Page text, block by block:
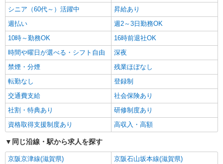
時給1550円〜2187円 ＜日払い有/週払い有/交
通費全支給(ガソリン代含む)＞
滋賀県大津市 唐崎駅周辺
キープ 詳細を見る
派遣社員
株式会社kotrio /●KY-H-2101159
＼日払いも選べる／石山駅＊高級シニアマンシ
ョンSTAFF募集
時給1550円〜2187円 ＜日払い有/週払い有/交
通費全支給(ガソリン代含む)＞
キープ 詳細を見る
シニア（60代～）活躍中
昇給あり
週払い
週2～3日勤務OK
10時～勤務OK
16時前退社OK
時間や曜日が選べる・シフト自由
深夜
禁煙・分煙
残業ほぼなし
転勤なし
登録制
交通費支給
社会保険あり
社割・特典あり
研修制度あり
資格取得支援制度あり
高収入・高額
同じ沿線・駅から求人を探す
京阪京津線(滋賀県)
京阪石山坂本線(滋賀県)